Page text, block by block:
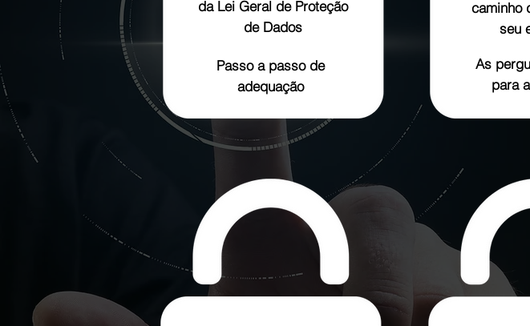
da Lei Geral de Proteção
de Dados
Passo a passo de
adequação
caminho
seu
As
para